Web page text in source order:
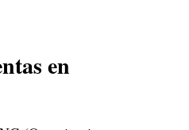
en